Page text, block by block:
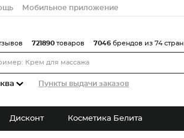
Мобильное приложение
Пункты выдачи заказов
721890 товаров 7046 брендов из 74 стран
Дисконт Косметика Белита